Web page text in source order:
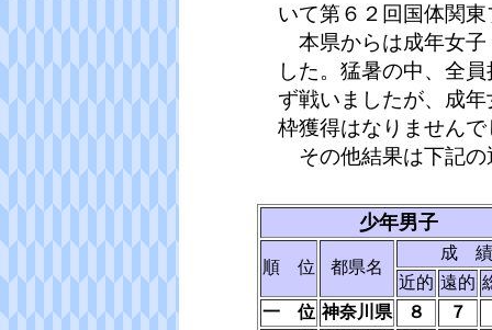
いて第６２回国体関
本県からは成年女子
した。猛暑の中、全
ず戦いましたが、成
枠獲得はなりませんで
その他結果は下記の
少年男子
順 位 都県名
成 績
近的 遠的
一 位 神奈川県 ８ ７